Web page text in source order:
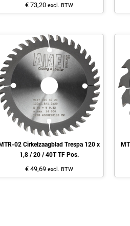
€ 73,20 excl. BTW
02 Cirkelzaagblad Trespa 120 x
1,8 / 20 / 40T TF Pos.
€ 49,69 excl. BTW